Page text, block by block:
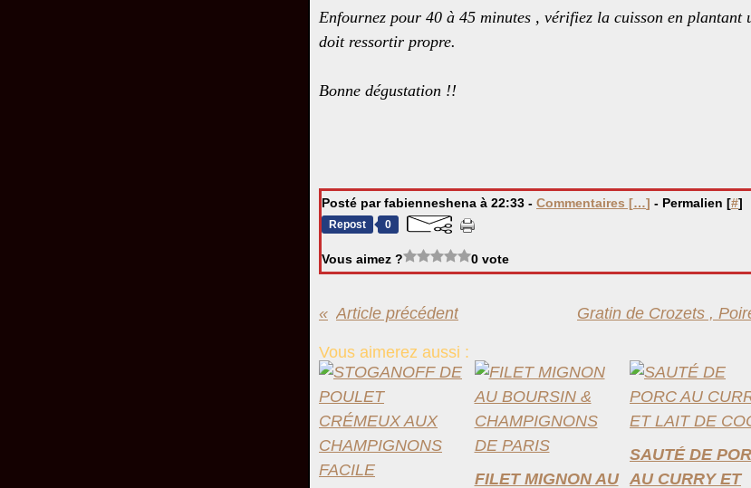
Enfournez pour 40 à 45 minutes , vérifiez la cuisson en plantant
doit ressortir propre.
Bonne dégustation !!
Posté par fabienneshena à 22:33 - Commentaires […] - Permalien [#]
Repost 0
Vous aimez ? 0 vote
Article précédent Gratin de Crozets ,
Vous aimerez aussi :
FILET MIGNON AU
SAUTÉ DE
AU CURRY ET